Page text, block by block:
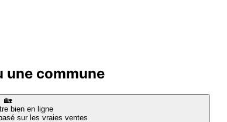
une commune
🏡
bien en ligne
sur les vraies ventes